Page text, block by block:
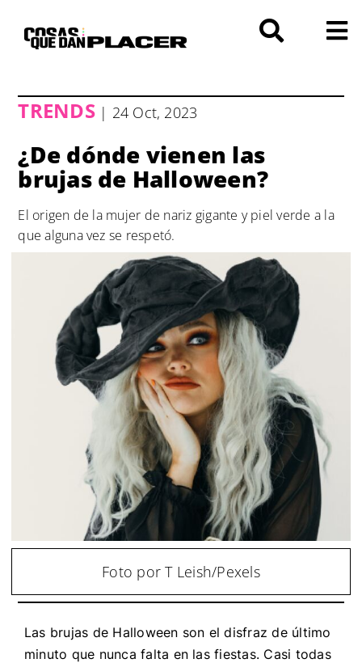
contenido
TRENDS| 24 Oct, 2023
¿De dónde vienen las
brujas de Halloween?
El origen de la mujer de nariz gigante y piel verde a la
que alguna vez se respetó.
Foto por T Leish/Pexels
Las brujas de Halloween son el disfraz de último
minuto que nunca falta en las fiestas. Casi todas